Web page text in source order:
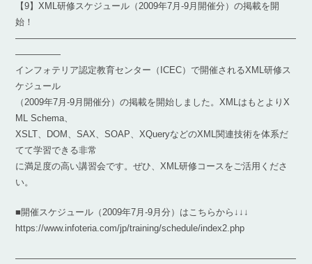
【9】XML研修スケジュール（2009年7月-9月開催分）の掲載を開
始！
―――――――――――――――――――――――――――――――
―――――
インフォテリア認定教育センター（ICEC）で開催されるXML研修ス
ケジュール
（2009年7月-9月開催分）の掲載を開始しました。XMLはもとよりX
ML Schema、
XSLT、DOM、SAX、SOAP、XQueryなどのXML関連技術を体系だ
てて学習できる非常
に満足度の高い講習会です。ぜひ、XML研修コースをご活用くださ
い。
■開催スケジュール（2009年7月-9月分）はこちらから↓↓↓
https://www.infoteria.com/jp/training/schedule/index2.php
―――――――――――――――――――――――――――――――